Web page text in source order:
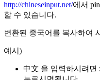
http://chineseinput.net/에서
할 수 있습니다.
변환된 중국어를 복사하여
예시)
中文 을 입력하시려면